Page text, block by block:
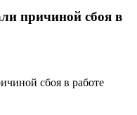
причиной сбоя в